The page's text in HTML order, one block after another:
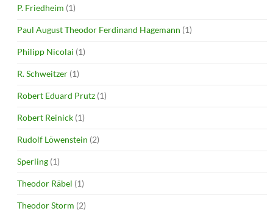
P. Friedheim (1)
Paul August Theodor Ferdinand Hagemann (1)
Philipp Nicolai (1)
R. Schweitzer (1)
Robert Eduard Prutz (1)
Robert Reinick (1)
Rudolf Löwenstein (2)
Sperling (1)
Theodor Räbel (1)
Theodor Storm (2)